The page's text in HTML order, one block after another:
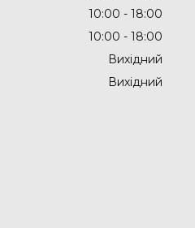
10:00
18:00
10:00
18:00
Вихідний
Вихідний